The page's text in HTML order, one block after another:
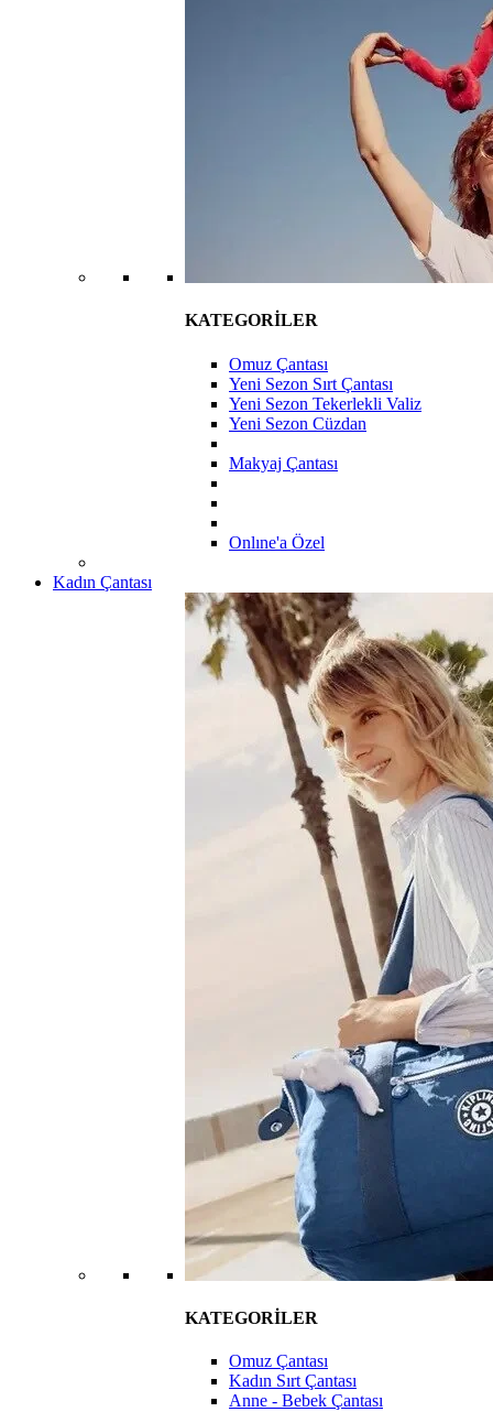
KATEGORİLER
Omuz Çantası
Yeni Sezon Sırt Çantası
Yeni Sezon Tekerlekli Valiz
Yeni Sezon Cüzdan
Makyaj Çantası
Onlıne'a Özel
Kadın Çantası
KATEGORİLER
Omuz Çantası
Kadın Sırt Çantası
Anne - Bebek Çantası